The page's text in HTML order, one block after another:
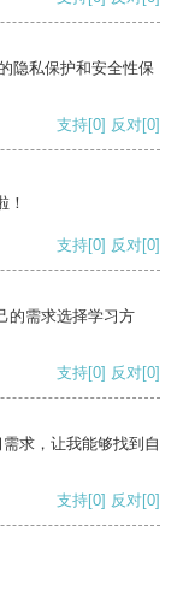
隐私保护和安全性保
支持[0] 反对[0]
！
支持[0] 反对[0]
的需求选择学习方
支持[0] 反对[0]
求，让我能够找到自
支持[0] 反对[0]